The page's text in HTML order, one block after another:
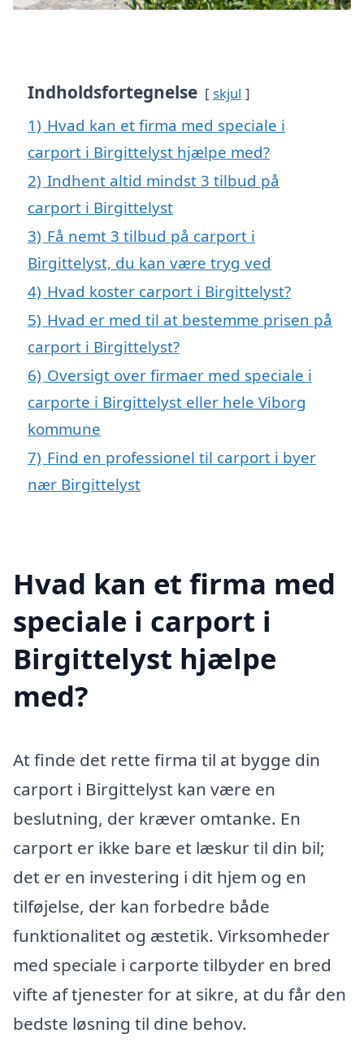
Indholdsfortegnelse skjul
1) Hvad kan et firma med speciale i
carport i Birgittelyst hjælpe med?
2) Indhent altid mindst 3 tilbud på
carport i Birgittelyst
3) Få nemt 3 tilbud på carport i
Birgittelyst, du kan være tryg ved
4) Hvad koster carport i Birgittelyst?
5) Hvad er med til at bestemme prisen på
carport i Birgittelyst?
6) Oversigt over firmaer med speciale i
carporte i Birgittelyst eller hele Viborg
kommune
7) Find en professionel til carport i byer
nær Birgittelyst
Hvad kan et firma med
speciale i carport i
Birgittelyst hjælpe
med?
At finde det rette firma til at bygge din
carport i Birgittelyst kan være en
beslutning, der kræver omtanke. En
carport er ikke bare et læskur til din bil;
det er en investering i dit hjem og en
tilføjelse, der kan forbedre både
funktionalitet og æstetik. Virksomheder
med speciale i carporte tilbyder en bred
vifte af tjenester for at sikre, at du får den
bedste løsning til dine behov.